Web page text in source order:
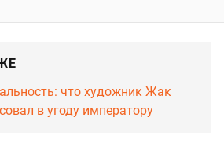
что художник Жак
в угоду императору